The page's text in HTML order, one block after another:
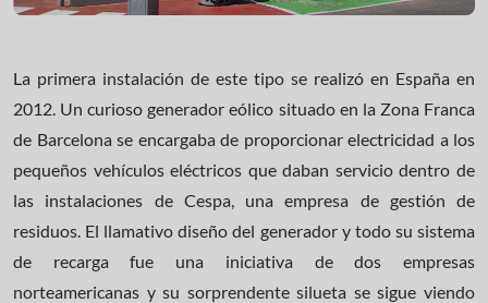
La primera instalación de este tipo se realizó en España en
2012. Un curioso generador eólico situado en la Zona Franca
de Barcelona se encargaba de proporcionar electricidad a los
pequeños vehículos eléctricos que daban servicio dentro de
las instalaciones de Cespa, una empresa de gestión de
residuos. El llamativo diseño del generador y todo su sistema
de recarga fue una iniciativa de dos empresas
norteamericanas y su sorprendente silueta se sigue viendo